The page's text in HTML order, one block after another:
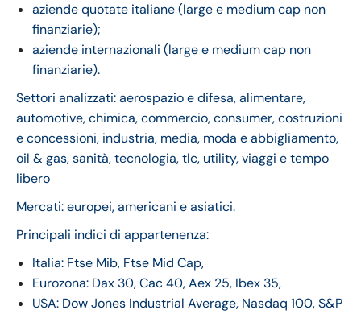
aziende quotate italiane (large e medium cap non
finanziarie);
aziende internazionali (large e medium cap non
finanziarie).
Settori analizzati: aerospazio e difesa, alimentare,
automotive, chimica, commercio, consumer, costruzioni
e concessioni, industria, media, moda e abbigliamento,
oil & gas, sanità, tecnologia, tlc, utility, viaggi e tempo
libero
Mercati: europei, americani e asiatici.
Principali indici di appartenenza:
Italia: Ftse Mib, Ftse Mid Cap,
Eurozona: Dax 30, Cac 40, Aex 25, Ibex 35,
USA: Dow Jones Industrial Average, Nasdaq 100, S&P